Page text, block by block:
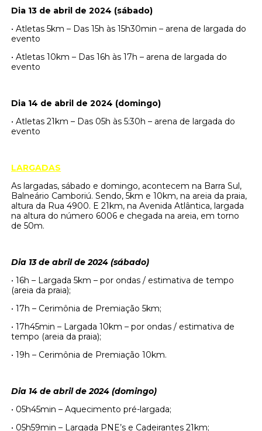
Dia 13 de abril de 2024 (sábado)
• Atletas 5km – Das 15h às 15h30min – arena de largada do
evento
• Atletas 10km – Das 16h às 17h – arena de largada do
evento
Dia 14 de abril de 2024 (domingo)
• Atletas 21km – Das 05h às 5:30h – arena de largada do
evento
LARGADAS
As largadas, sábado e domingo, acontecem na Barra Sul,
Balneário Camboriú. Sendo, 5km e 10km, na areia da praia,
altura da Rua 4900. E 21km, na Avenida Atlântica, largada
na altura do número 6006 e chegada na areia, em torno
de 50m.
Dia 13 de abril de 2024 (sábado)
• 16h – Largada 5km – por ondas / estimativa de tempo
(areia da praia);
• 17h – Cerimônia de Premiação 5km;
• 17h45min – Largada 10km – por ondas / estimativa de
tempo (areia da praia);
• 19h – Cerimônia de Premiação 10km.
Dia 14 de abril de 2024 (domingo)
• 05h45min – Aquecimento pré-largada;
• 05h59min – Largada PNE’s e Cadeirantes 21km;